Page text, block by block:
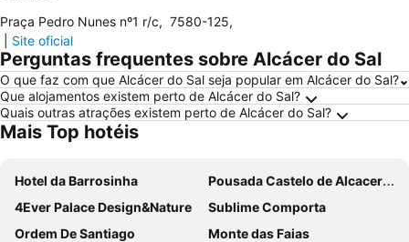
Praça Pedro Nunes nº1 r/c, 7580-125,
Site oficial
Perguntas frequentes sobre Alcácer do Sal
O que faz com que Alcácer do Sal seja popular em Alcácer do Sal?
Que alojamentos existem perto de Alcácer do Sal?
Quais outras atrações existem perto de Alcácer do Sal?
Mais Top hotéis
Hotel da Barrosinha
Pousada Castelo de Alcacer do Sal
4Ever Palace Design&Nature
Sublime Comporta
Ordem De Santiago
Monte das Faias